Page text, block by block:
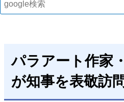
パラアート作家
が知事を表敬訪